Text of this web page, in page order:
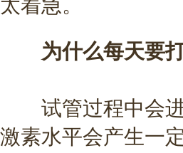
太着急。
为什么每天要
试管过程中会进
激素水平会产生一